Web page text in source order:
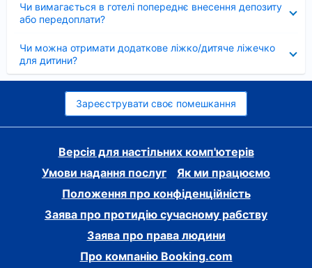
Чи вимагається в готелі попереднє внесення депозиту
або передоплати?
Чи можна отримати додаткове ліжко/дитяче ліжечко
для дитини?
Зареєструвати своє помешкання
Версія для настільних комп'ютерів
Умови надання послуг
Як ми працюємо
Положення про конфіденційність
Заява про протидію сучасному рабству
Заява про права людини
Про компанію Booking.com